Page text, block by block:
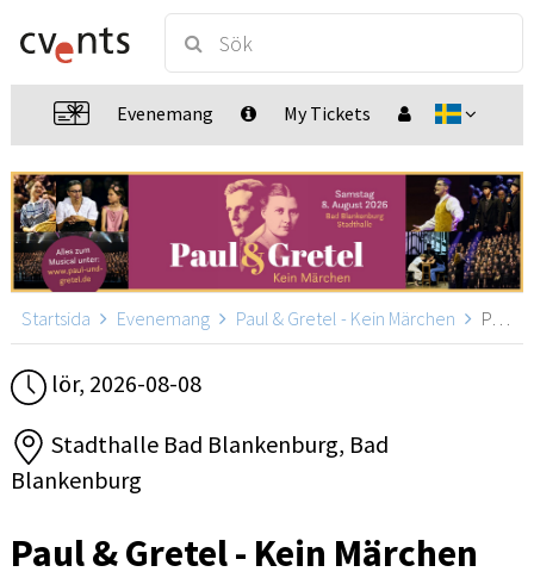
Evenemang My Tickets
Startsida Evenemang Paul & Gretel - Kein Märchen Paul & Gretel - Kein Märchen, Bad Blankenburg
lör, 2026-08-08
Stadthalle Bad Blankenburg, Bad
Blankenburg
Paul & Gretel - Kein Märchen